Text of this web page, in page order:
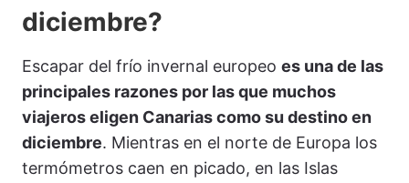
diciembre?
Escapar del frío invernal europeo es una de las
principales razones por las que muchos
viajeros eligen Canarias como su destino en
diciembre. Mientras en el norte de Europa los
termómetros caen en picado, en las Islas